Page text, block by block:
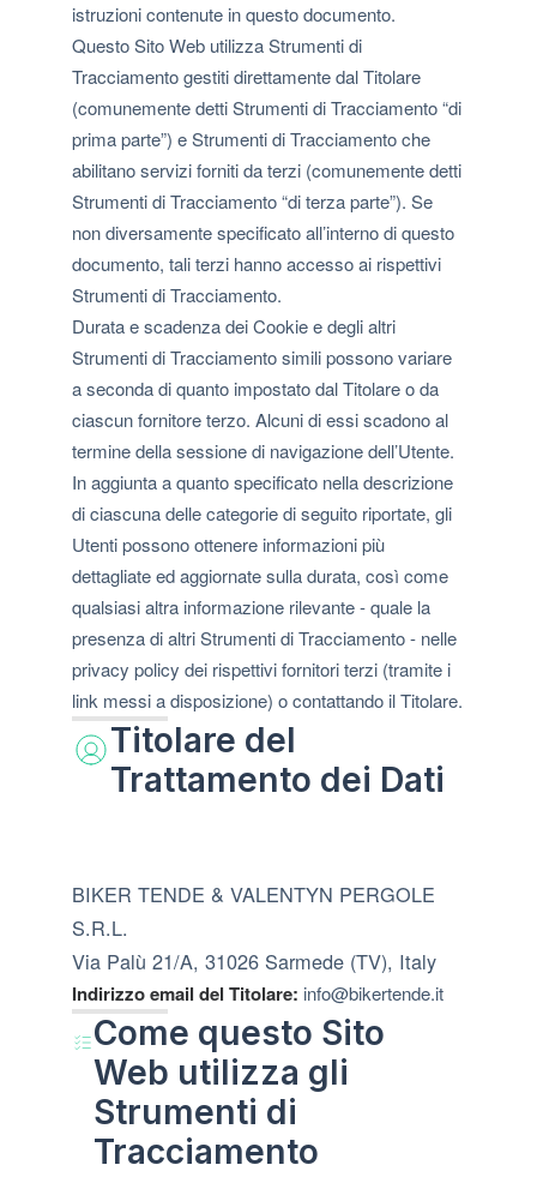
istruzioni contenute in questo documento.
Questo Sito Web utilizza Strumenti di
Tracciamento gestiti direttamente dal Titolare
(comunemente detti Strumenti di Tracciamento “di
prima parte”) e Strumenti di Tracciamento che
abilitano servizi forniti da terzi (comunemente detti
Strumenti di Tracciamento “di terza parte”). Se
non diversamente specificato all’interno di questo
documento, tali terzi hanno accesso ai rispettivi
Strumenti di Tracciamento.
Durata e scadenza dei Cookie e degli altri
Strumenti di Tracciamento simili possono variare
a seconda di quanto impostato dal Titolare o da
ciascun fornitore terzo. Alcuni di essi scadono al
termine della sessione di navigazione dell’Utente.
In aggiunta a quanto specificato nella descrizione
di ciascuna delle categorie di seguito riportate, gli
Utenti possono ottenere informazioni più
dettagliate ed aggiornate sulla durata, così come
qualsiasi altra informazione rilevante - quale la
presenza di altri Strumenti di Tracciamento - nelle
privacy policy dei rispettivi fornitori terzi (tramite i
link messi a disposizione) o contattando il Titolare.
Titolare del
Trattamento dei Dati
BIKER TENDE & VALENTYN PERGOLE
S.R.L.
Via Palù 21/A, 31026 Sarmede (TV), Italy
Indirizzo email del Titolare: info@bikertende.it
Come questo Sito
Web utilizza gli
Strumenti di
Tracciamento